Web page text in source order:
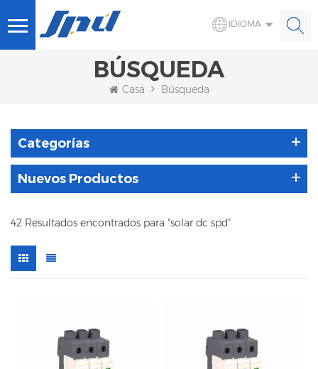
IDIOMA
BÚSQUEDA
Casa Búsqueda
Categorías
Nuevos Productos
42 Resultados encontrados para "solar dc spd"